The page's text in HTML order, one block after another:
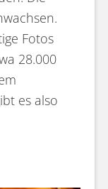
Fotos
28.000
es also